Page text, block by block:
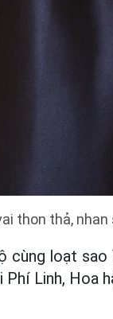
thon thả, nhan
cùng loạt
Phí Linh, Hoa